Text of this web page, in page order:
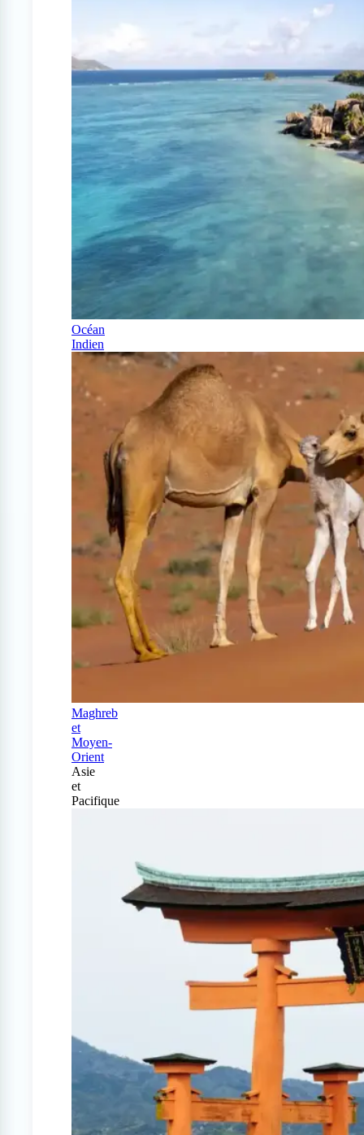
Océan
Indien
Maghreb
et
Moyen-
Orient
Asie
et
Pacifique